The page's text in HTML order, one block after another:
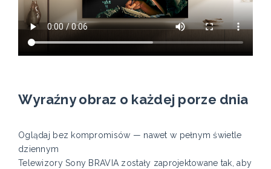
Wyraźny obraz o każdej porze dnia
Oglądaj bez kompromisów — nawet w pełnym świetle
dziennym
Telewizory Sony BRAVIA zostały zaprojektowane tak, aby